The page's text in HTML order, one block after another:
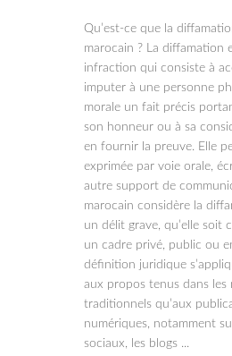
Qu’est-ce que la
marocain ? La diffamation
infraction qui consiste à
imputer à une personne
morale un fait précis
son honneur ou à sa
en fournir la preuve. Elle
exprimée par voie orale,
autre support de
marocain considère la
un délit grave, qu’elle soit
un cadre privé, public ou
définition juridique
aux propos tenus dans les
traditionnels qu’aux
numériques, notamment
sociaux, les blogs